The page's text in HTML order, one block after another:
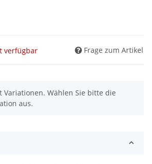
verfügbar Frage zum Artikel
Variationen. Wählen Sie bitte die
aus.